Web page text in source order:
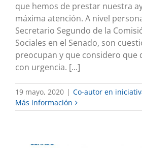
que hemos de prestar nuestra
máxima atención. A nivel
Secretario Segundo de la
Sociales en el Senado, son
preocupan y que considero que
con urgencia. [...]
19 mayo, 2020 | Co-autor en
Más información